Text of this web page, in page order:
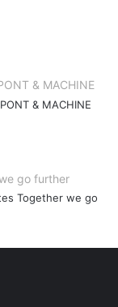
& MACHINE
go further